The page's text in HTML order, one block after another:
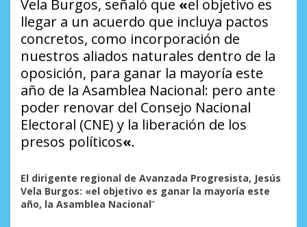
Vela Burgos, señaló que «el objetivo es
llegar a un acuerdo que incluya pactos
concretos, como incorporación de
nuestros aliados naturales dentro de la
oposición, para ganar la mayoría este
año de la Asamblea Nacional: pero ante
poder renovar del Consejo Nacional
Electoral (CNE) y la liberación de los
presos políticos«.
El dirigente regional de Avanzada Progresista, Jesús
Vela Burgos: «el objetivo es ganar la mayoría este
año, la Asamblea Nacional”